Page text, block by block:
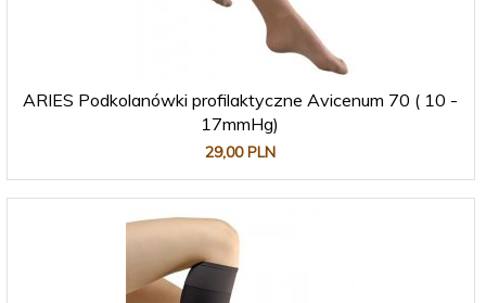
ARIES Podkolanówki profilaktyczne Avicenum 70 ( 10 -
17mmHg)
29,00 PLN